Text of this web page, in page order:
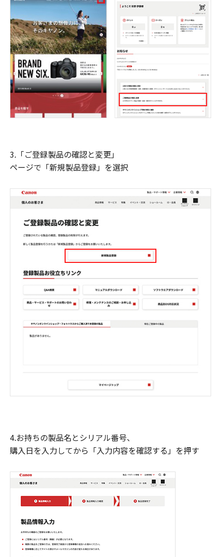
3.「ご登録製品の確認と変更」
ページで「新規製品登録」を選択
4.お持ちの製品名とシリアル番号、
購入日を入力してから「入力内容を確認する」を押す